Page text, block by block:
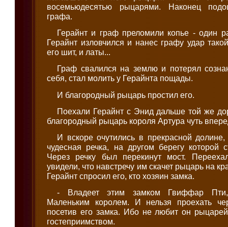
восемьюдесятью рыцарями. Наконец
графа.
Герайнт и граф преломили копье - один
Герайнт изловчился и нанес графу удар
его шит, и латы...
Граф свалился на землю и потерял
себя, стал молить у Герайнта пощады.
И благородный рыцарь простил его.
Поехали Герайнт с Энид дальше той же
благородный рыцарь короля Артура чуть
И вскоре очутились в прекрасной
чудесная речка, на другом берегу которой
Через речку был перекинут мост.
увидели, что навстречу им скачет рыцарь на
Герайнт спросил его, кто хозяин замка.
- Владеет этим замком Гвиффар
Маленьким королем. И нельзя проехать
посетив его замка. Ибо не любит он
гостеприимством.